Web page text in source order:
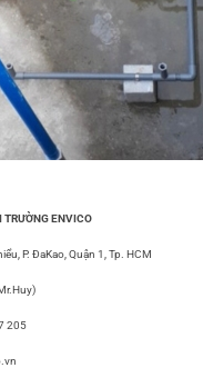
TRƯỜNG ENVICO
P. ĐaKao, Quận 1, Tp. HCM
205